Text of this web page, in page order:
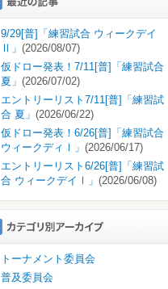
9/29[普]「練習試合 ウィークデイ
Ⅱ」 (2026/08/07)
仮ドロー発表！7/11[普]「練習試合
夏」 (2026/07/02)
エントリーリスト7/11[普]「練習試
合 夏」 (2026/06/22)
仮ドロー発表！6/26[普]「練習試合
ウィークディⅠ」 (2026/06/17)
エントリーリスト6/26[普]「練習試
合 ウィークデイⅠ」 (2026/06/08)
トーナメント委員会
普及委員会